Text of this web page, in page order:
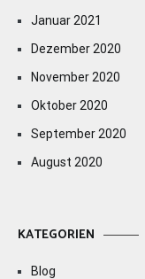
Januar 2021
Dezember 2020
November 2020
Oktober 2020
September 2020
August 2020
KATEGORIEN
Blog